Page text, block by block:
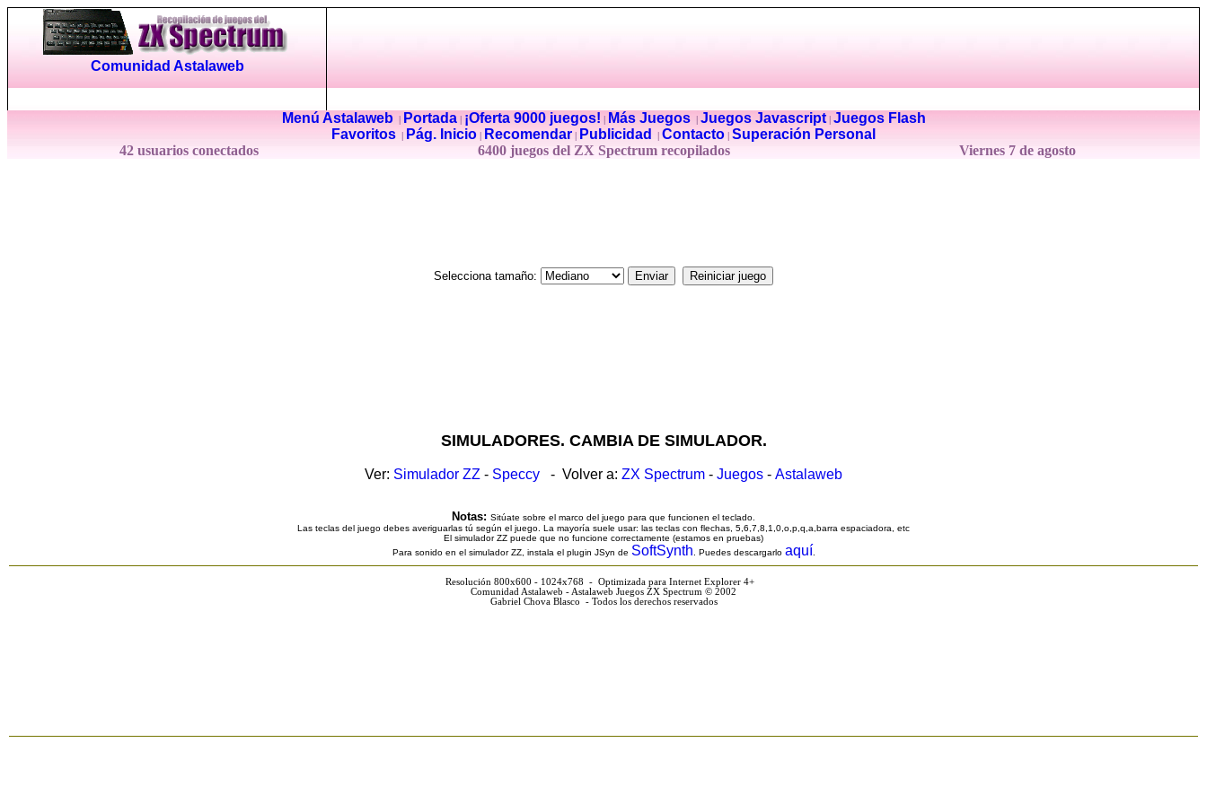
Comunidad Astalaweb
Menú Astalaweb| Portada| ¡Oferta 9000 juegos! Más Juegos| Juegos Javascript| Juegos Flash
Favoritos
Pág. Inicio Recomendar Publicidad Contacto Superación Personal
42 usuarios conectados
6400 juegos del ZX Spectrum recopilados Viernes 7 de agosto
Selecciona tamaño:
SIMULADORES. CAMBIA DE SIMULADOR.
Ver: Simulador ZZ - Speccy - Volver a: ZX Spectrum - Juegos - Astalaweb
Notas: Sitúate sobre el marco del juego para que funcionen el teclado.
Las teclas del juego debes averiguarlas tú según el juego. La mayoría suele usar: las teclas con flechas, 5,6,7,8,1,0,o,p,q,a,barra espaciadora, etc
El simulador ZZ puede que no funcione correctamente (estamos en pruebas)
Para sonido en el simulador ZZ, instala el plugin JSyn de SoftSynth . Puedes descargarlo aquí
Resolución 800x600 - 1024x768 - Optimizada para Internet Explorer 4+
Comunidad Astalaweb - Astalaweb Juegos ZX Spectrum © 2002
Gabriel Chova Blasco - Todos los derechos reservados